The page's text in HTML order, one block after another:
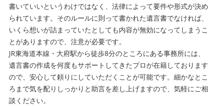
書いていいというわけではなく、法律によって要件や形式が決め
られています。そのルールに則って書かれた遺言書でなければ、
いくら想いが詰まっていたとしても内容が無効になってしまうこ
とがありますので、注意が必要です。
JR東海道本線・大府駅から徒歩8分のところにある事務所には、
遺言書の作成を何度もサポートしてきたプロが在籍しております
ので、安心して頼りにしていただくことが可能です。細かなとこ
ろまで気を配りしっかりと助言を差し上げますので、気軽にご相
談ください。